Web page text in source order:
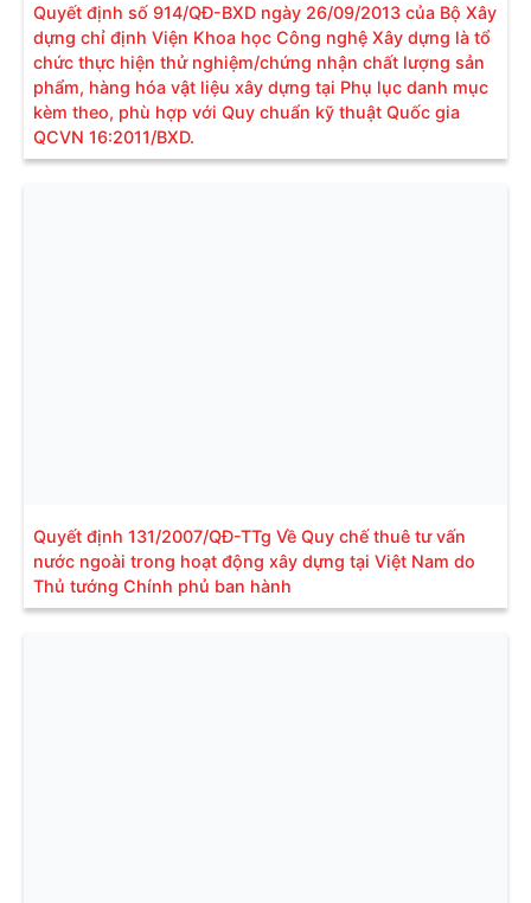
Quyết định số 914/QĐ-BXD ngày 26/09/2013 của Bộ Xây
dựng chỉ định Viện Khoa học Công nghệ Xây dựng là tổ
chức thực hiện thử nghiệm/chứng nhận chất lượng sản
phẩm, hàng hóa vật liệu xây dựng tại Phụ lục danh mục
kèm theo, phù hợp với Quy chuẩn kỹ thuật Quốc gia
QCVN 16:2011/BXD.
Quyết định 131/2007/QĐ-TTg Về Quy chế thuê tư vấn
nước ngoài trong hoạt động xây dựng tại Việt Nam do
Thủ tướng Chính phủ ban hành